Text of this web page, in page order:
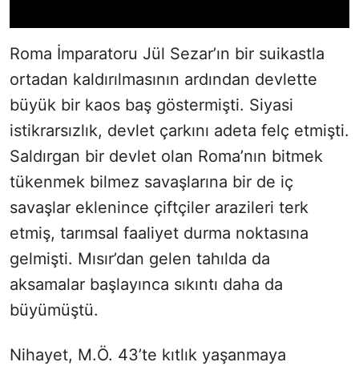
Roma İmparatoru Jül Sezar’ın bir suikastla
ortadan kaldırılmasının ardından devlette
büyük bir kaos baş göstermişti. Siyasi
istikrarsızlık, devlet çarkını adeta felç etmişti.
Saldırgan bir devlet olan Roma’nın bitmek
tükenmek bilmez savaşlarına bir de iç
savaşlar eklenince çiftçiler arazileri terk
etmiş, tarımsal faaliyet durma noktasına
gelmişti. Mısır’dan gelen tahılda da
aksamalar başlayınca sıkıntı daha da
büyümüştü.
Nihayet, M.Ö. 43’te kıtlık yaşanmaya